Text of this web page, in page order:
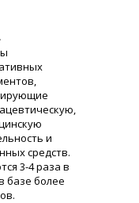
и
средств.
3-4 раза в
базе более